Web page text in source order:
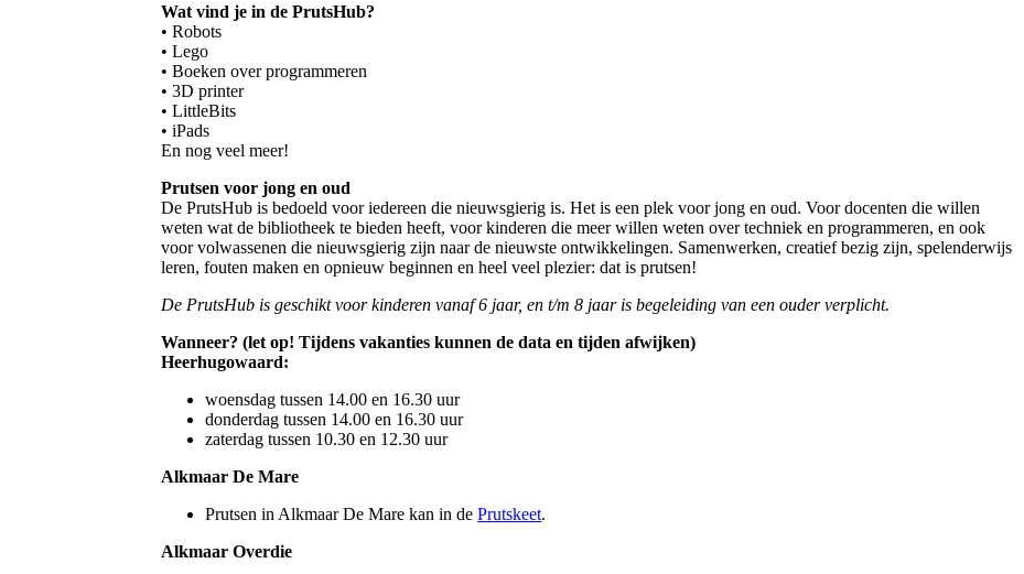
Wat vind je in de PrutsHub?
• Robots
• Lego
• Boeken over programmeren
• 3D printer
• LittleBits
• iPads
En nog veel meer!
Prutsen voor jong en oud
De PrutsHub is bedoeld voor iedereen die nieuwsgierig is. Het is een plek voor jong en oud. Voor docenten die willen
weten wat de bibliotheek te bieden heeft, voor kinderen die meer willen weten over techniek en programmeren, en ook
voor volwassenen die nieuwsgierig zijn naar de nieuwste ontwikkelingen. Samenwerken, creatief bezig zijn, spelenderwijs
leren, fouten maken en opnieuw beginnen en heel veel plezier: dat is prutsen!
De PrutsHub is geschikt voor kinderen vanaf 6 jaar, en t/m 8 jaar is begeleiding van een ouder verplicht.
Wanneer? (let op! Tijdens vakanties kunnen de data en tijden afwijken)
Heerhugowaard:
woensdag tussen 14.00 en 16.30 uur
donderdag tussen 14.00 en 16.30 uur
zaterdag tussen 10.30 en 12.30 uur
Alkmaar De Mare
Prutsen in Alkmaar De Mare kan in dePrutskeet.
Alkmaar Overdie